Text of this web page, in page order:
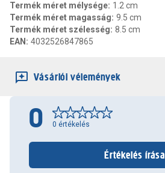
Termék méret mélysége: 1.2 cm
Termék méret magasság: 9.5 cm
Termék méret szélesség: 8.5 cm
EAN : 4032526847865
Vásárlói vélemények
0 0 értékelés
Értékelés írása